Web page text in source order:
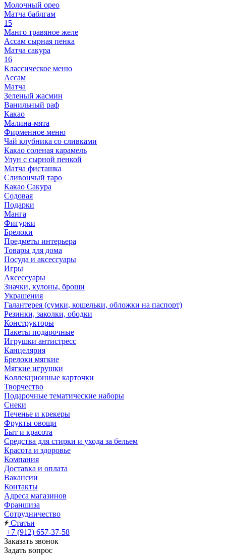
Молочный орео
Матча баблгам
15
Манго травяное желе
Ассам сырная пенка
Матча сакура
16
Классическое меню
Ассам
Матча
Зеленый жасмин
Ванильный раф
Какао
Малина-мята
Фирменное меню
Чай клубника со сливками
Какао соленая карамель
Улун с сырной пенкой
Матча фисташка
Сливончый таро
Какао Сакура
Содовая
Подарки
Манга
Фигурки
Брелоки
Предметы интерьера
Товары для дома
Посуда и аксессуары
Игры
Аксессуары
Значки, кулоны, броши
Украшения
Галантерея (сумки, кошельки, обложки на паспорт)
Резинки, заколки, ободки
Конструкторы
Пакеты подарочные
Игрушки антистресс
Канцелярия
Брелоки мягкие
Мягкие игрушки
Коллекционные карточки
Творчество
Подарочные тематические наборы
Снеки
Печенье и крекеры
Фрукты овощи
Быт и красота
Средства для стирки и ухода за бельем
Красота и здоровье
Компания
Доставка и оплата
Вакансии
Контакты
Адреса магазинов
Франшиза
Сотрудничество
Статьи
+7 (912) 657-37-58
Заказать звонок
Задать вопрос